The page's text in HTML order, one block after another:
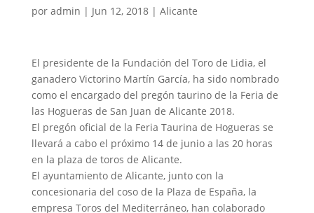
por admin | Jun 12, 2018| Alicante
El presidente de la Fundación del Toro de Lidia, el
ganadero Victorino Martín García, ha sido nombrado
como el encargado del pregón taurino de la Feria de
las Hogueras de San Juan de Alicante 2018.
El pregón oficial de la Feria Taurina de Hogueras se
llevará a cabo el próximo 14 de junio a las 20 horas
en la plaza de toros de Alicante.
El ayuntamiento de Alicante, junto con la
concesionaria del coso de la Plaza de España, la
empresa Toros del Mediterráneo, han colaborado